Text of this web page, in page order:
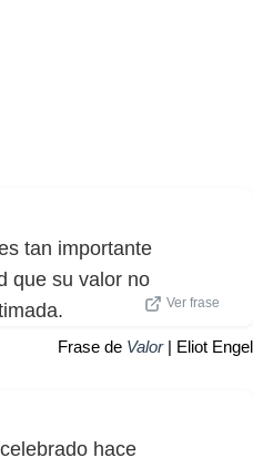
tan importante
que su valor no
Ver frase
Frase de Valor| Eliot Engel
hace